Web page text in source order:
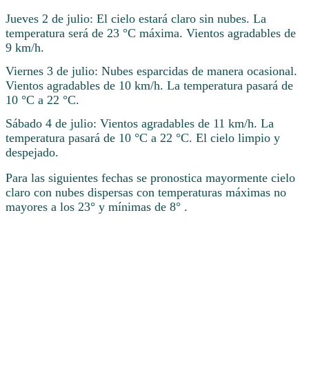
Jueves 2 de julio: El cielo estará claro sin nubes. La
temperatura será de 23 °C máxima. Vientos agradables de
9 km/h.
Viernes 3 de julio: Nubes esparcidas de manera ocasional.
Vientos agradables de 10 km/h. La temperatura pasará de
10 °C a 22 °C.
Sábado 4 de julio: Vientos agradables de 11 km/h. La
temperatura pasará de 10 °C a 22 °C. El cielo limpio y
despejado.
Para las siguientes fechas se pronostica mayormente cielo
claro con nubes dispersas con temperaturas máximas no
mayores a los 23° y mínimas de 8° .